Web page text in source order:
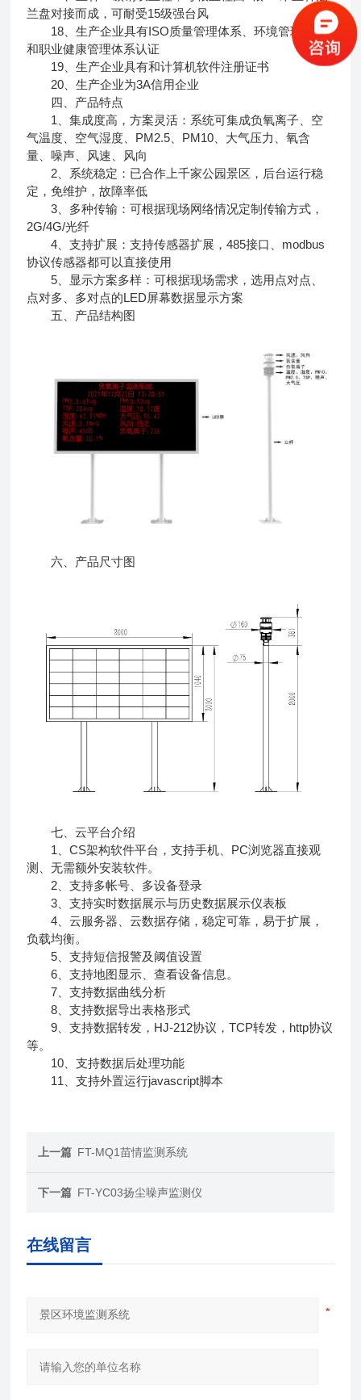
兰盘对接而成，可耐受15级强台风
18、生产企业具有ISO质量管理体系、环境管理体系
和职业健康管理体系认证
19、生产企业具有和计算机软件注册证书
20、生产企业为3A信用企业
四、产品特点
1、集成度高，方案灵活：系统可集成负氧离子、空
气温度、空气湿度、PM2.5、PM10、大气压力、氧含
量、噪声、风速、风向
2、系统稳定：已合作上千家公园景区，后台运行稳
定，免维护，故障率低
3、多种传输：可根据现场网络情况定制传输方式，
2G/4G/光纤
4、支持扩展：支持传感器扩展，485接口、modbus
协议传感器都可以直接使用
5、显示方案多样：可根据现场需求，选用点对点、
点对多、多对点的LED屏幕数据显示方案
五、产品结构图
六、产品尺寸图
七、云平台介绍
1、CS架构软件平台，支持手机、PC浏览器直接观
测、无需额外安装软件。
2、支持多帐号、多设备登录
3、支持实时数据展示与历史数据展示仪表板
4、云服务器、云数据存储，稳定可靠，易于扩展，
负载均衡。
5、支持短信报警及阈值设置
6、支持地图显示、查看设备信息。
7、支持数据曲线分析
8、支持数据导出表格形式
9、支持数据转发，HJ-212协议，TCP转发，http协议
等。
10、支持数据后处理功能
11、支持外置运行javascript脚本
上一篇 FT-MQ1苗情监测系统
下一篇 FT-YC03扬尘噪声监测仪
在线留言